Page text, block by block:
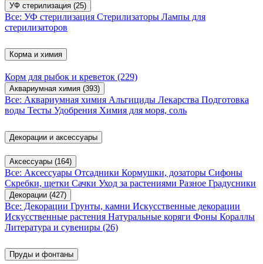
УФ стерилизация (25)
Все: УФ стерилизация Стерилизаторы Лампы для
стерилизаторов
Корма и химия
Корм для рыбок и креветок (229)
Аквариумная химия (393)
Все: Аквариумная химия Альгициды Лекарства Подготовка
воды Тесты Удобрения Химия для моря, соль
Декорации и аксессуары
Аксессуары (164)
Все: Аксессуары Отсадники Кормушки, дозаторы Сифоны
Скребки, щетки Сачки Уход за растениями Разное Градусники
Декорации (427)
Все: Декорации Грунты, камни Искусственные декорации
Искусственные растения Натуральные коряги Фоны Кораллы
Литература и сувениры (26)
Пруды и фонтаны